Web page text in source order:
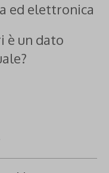
ed elettronica
è un dato